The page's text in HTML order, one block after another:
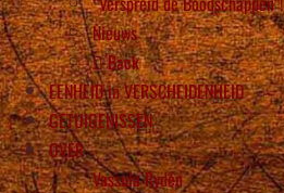
Nieuws
Back
EENHEID in VERSCHEIDENHEID
GETUIGENISSEN
OVER
Vassula Rydén